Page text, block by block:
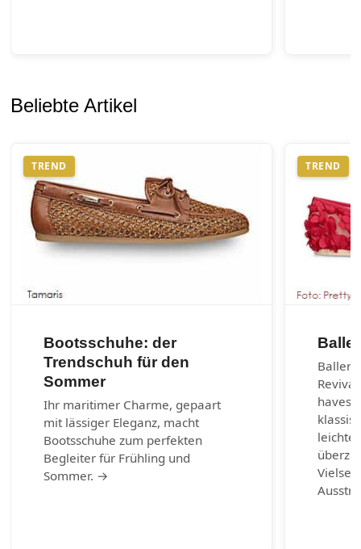
Beliebte Artikel
TREND
Bootsschuhe: der
Trendschuh für den
Sommer
Ihr maritimer Charme, gepaart
mit lässiger Eleganz, macht
Bootsschuhe zum perfekten
Begleiter für Frühling und
Sommer. →
TREND
haves